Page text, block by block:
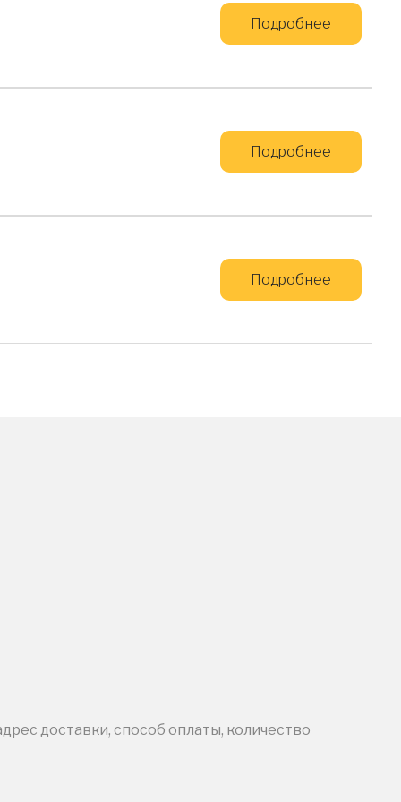
Подробнее
Подробнее
Подробнее
доставки, способ оплаты, количество